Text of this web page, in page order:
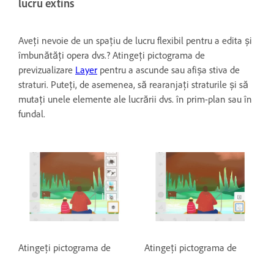
lucru extins
Aveți nevoie de un spațiu de lucru flexibil pentru a edita și
îmbunătăți opera dvs.? Atingeți pictograma de
previzualizare Layer pentru a ascunde sau afișa stiva de
straturi. Puteți, de asemenea, să rearanjați straturile și să
mutați unele elemente ale lucrării dvs. în prim-plan sau în
fundal.
Atingeți pictograma de
Atingeți pictograma de